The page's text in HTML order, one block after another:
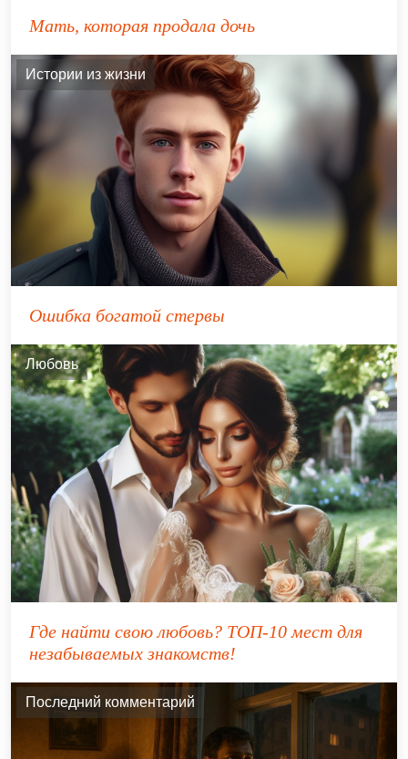
Мать, которая продала дочь
Истории из жизни
Ошибка богатой стервы
Любовь
Где найти свою любовь? ТОП-10 мест для
незабываемых знакомств!
Последний комментарий